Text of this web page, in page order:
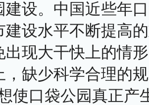
建设。中国近些年
建设水平不断提高
出现大干快上的情
，缺少科学合理的
使口袋公园真正产